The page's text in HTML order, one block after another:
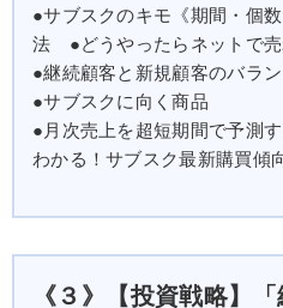
●サブスクのキモ《期間・個
法 ●どうやったらネットで売
●継続顧客と新規顧客のバ
●サブスクに向く商品
●月次売上を超短期間で予測
わかる！サブスク最新購買傾
《３》【投資戦略】